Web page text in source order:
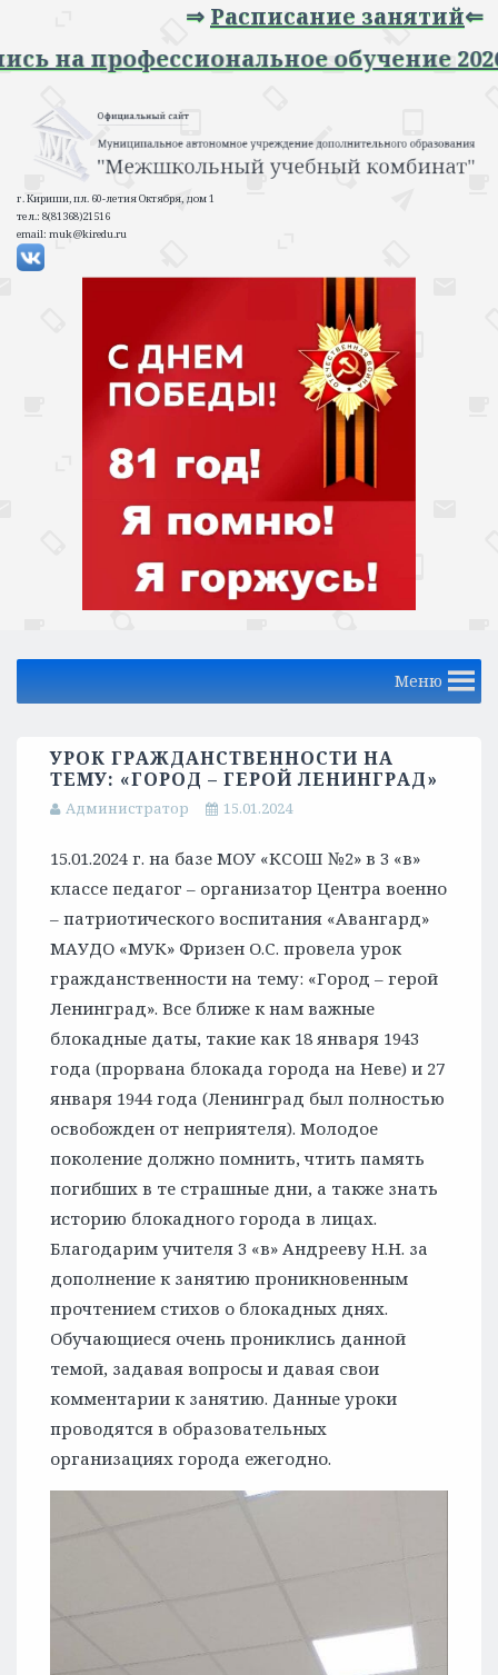
⇒Расписание занятий⇐
Запись на профессиональное
г. Кириши, пл. 60-летия Октября, дом 1
тел.: 8(81368)21516
email: muk@kiredu.ru
Меню
УРОК ГРАЖДАНСТВЕННОСТИ НА
ТЕМУ: «ГОРОД – ГЕРОЙ ЛЕНИНГРАД»
Администратор 15.01.2024
15.01.2024 г. на базе МОУ «КСОШ №2» в 3 «в»
классе педагог – организатор Центра военно
– патриотического воспитания «Авангард»
МАУДО «МУК» Фризен О.С. провела урок
гражданственности на тему: «Город – герой
Ленинград». Все ближе к нам важные
блокадные даты, такие как 18 января 1943
года (прорвана блокада города на Неве) и 27
января 1944 года (Ленинград был полностью
освобожден от неприятеля). Молодое
поколение должно помнить, чтить память
погибших в те страшные дни, а также знать
историю блокадного города в лицах.
Благодарим учителя 3 «в» Андрееву Н.Н. за
дополнение к занятию проникновенным
прочтением стихов о блокадных днях.
Обучающиеся очень прониклись данной
темой, задавая вопросы и давая свои
комментарии к занятию. Данные уроки
проводятся в образовательных
организациях города ежегодно.